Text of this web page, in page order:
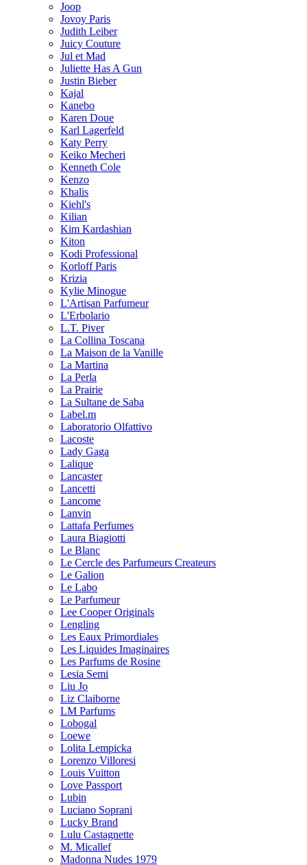
Joop
Jovoy Paris
Judith Leiber
Juicy Couture
Jul et Mad
Juliette Has A Gun
Justin Bieber
Kajal
Kanebo
Karen Doue
Karl Lagerfeld
Katy Perry
Keiko Mecheri
Kenneth Cole
Kenzo
Khalis
Kiehl's
Kilian
Kim Kardashian
Kiton
Kodi Professional
Korloff Paris
Krizia
Kylie Minogue
L'Artisan Parfumeur
L'Erbolario
L.T. Piver
La Collina Toscana
La Maison de la Vanille
La Martina
La Perla
La Prairie
La Sultane de Saba
Label.m
Laboratorio Olfattivo
Lacoste
Lady Gaga
Lalique
Lancaster
Lancetti
Lancome
Lanvin
Lattafa Perfumes
Laura Biagiotti
Le Blanc
Le Cercle des Parfumeurs Createurs
Le Galion
Le Labo
Le Parfumeur
Lee Cooper Originals
Lengling
Les Eaux Primordiales
Les Liquides Imaginaires
Les Parfums de Rosine
Lesia Semi
Liu Jo
Liz Claiborne
LM Parfums
Lobogal
Loewe
Lolita Lempicka
Lorenzo Villoresi
Louis Vuitton
Love Passport
Lubin
Luciano Soprani
Lucky Brand
Lulu Castagnette
M. Micallef
Madonna Nudes 1979